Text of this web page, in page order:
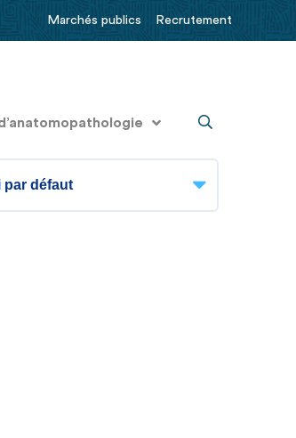
Marchés publics Recrutement